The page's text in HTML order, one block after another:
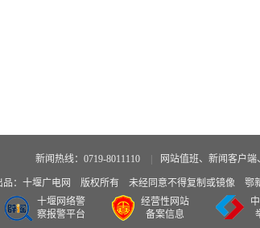
新闻热线：0719-8011110 网站值班、新闻客户端
：十堰广电网 版权所有 未经同意不得复制或镜像 鄂
十堰网络警
察报警平台
经营性网站
备案信息